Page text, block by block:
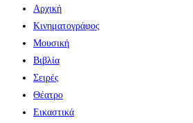
Αρχική
Κινηματογράφος
Μουσική
Βιβλία
Σειρές
Θέατρο
Εικαστικά